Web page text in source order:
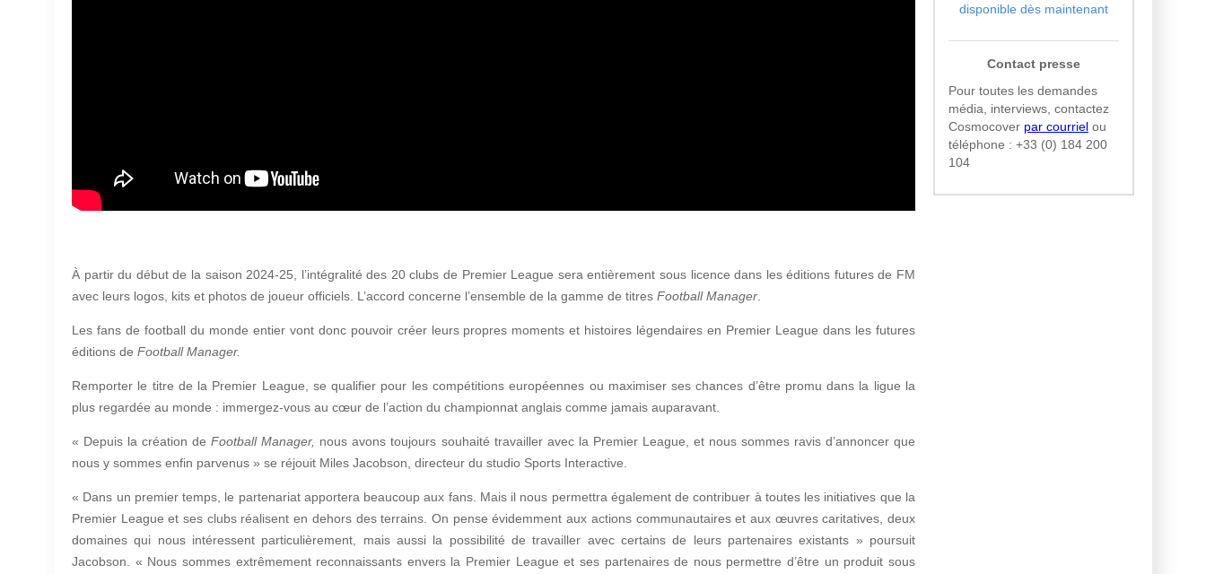
À partir du début de la saison 2024-25, l’intégralité des 20 clubs de Premier League sera entièrement sous licence dans les éditions futures de FM
avec leurs logos, kits et photos de joueur officiels. L’accord concerne l’ensemble de la gamme de titres Football Manager
Les fans de football du monde entier vont donc pouvoir créer leurs propres moments et histoires légendaires en Premier League dans les futures
éditions de Football Manager.
Remporter le titre de la Premier League, se qualifier pour les compétitions européennes ou maximiser ses chances d’être promu dans la ligue la
plus regardée au monde : immergez-vous au cœur de l’action du championnat anglais comme jamais auparavant.
« Depuis la création deFootball Manager, nous avons toujours souhaité travailler avec la Premier League, et nous sommes ravis d’annoncer que
nous y sommes enfin parvenus » se réjouit Miles Jacobson, directeur du studio Sports Interactive.
« Dans un premier temps, le partenariat apportera beaucoup aux fans. Mais il nous permettra également de contribuer à toutes les initiatives que la
Premier League et ses clubs réalisent en dehors des terrains. On pense évidemment aux actions communautaires et aux œuvres caritatives, deux
domaines qui nous intéressent particulièrement, mais aussi la possibilité de travailler avec certains de leurs partenaires existants » poursuit
Jacobson. « Nous sommes extrêmement reconnaissants envers la Premier League et ses partenaires de nous permettre d’être un produit sous
disponible dès maintenant
Contact presse
Pour toutes les demandes
média, interviews, contactez
Cosmocover par courriel ou
téléphone : +33 (0) 184 200
104